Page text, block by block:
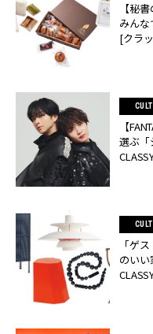
【秘
みんな
[クラ
【
選ぶ「
「ゲ
のい